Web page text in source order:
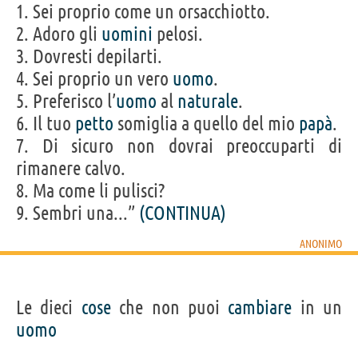
1. Sei proprio come un orsacchiotto.
2. Adoro gli uomini pelosi.
3. Dovresti depilarti.
4. Sei proprio un vero uomo.
5. Preferisco l’uomo al naturale.
6. Il tuo petto somiglia a quello del mio papà.
7. Di sicuro non dovrai preoccuparti di
rimanere calvo.
8. Ma come li pulisci?
9. Sembri una...” (CONTINUA)
ANONIMO
Le dieci coseche non puoi cambiare in un
uomo